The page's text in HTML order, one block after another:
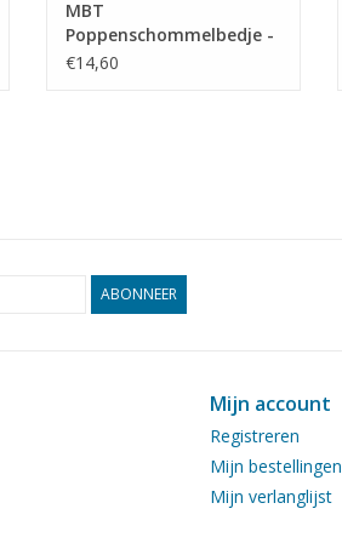
MBT
Poppenschommelbedje -
Bouwtekening Schaal 1 :
€14,60
ABONNEER
Mijn account
Registreren
Mijn bestellingen
Mijn verlanglijst